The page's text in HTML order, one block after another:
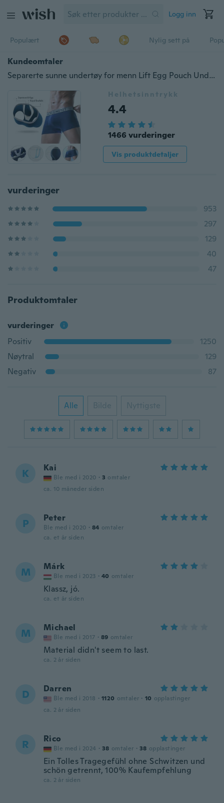
Logg inn
Populært Nylig sett på
Kundeomtaler
Separerte sunne undertøy for menn Lift Egg Pouch Underbukser Boxer Shorts
Helhetsinntrykk
4.4
1466 vurderinger
Vis produktdetaljer
vurderinger
953
297
129
40
47
Produktomtaler
vurderinger
Positiv
1250
Nøytral
129
Negativ
87
Alle Bilde Nyttigste
K Kai
Ble med i 2020 · 3 omtaler
ca. 10 måneder siden
P Peter
Ble med i 2020 · 84 omtaler
ca. et år siden
M Márk
Ble med i 2023 · 40 omtaler
Klassz, jó.
ca. et år siden
M Michael
Ble med i 2017 · 89 omtaler
Material didn't seem to last.
ca. 2 år siden
D Darren
Ble med i 2018 · 1120 omtaler · 10 opplastinger
ca. 2 år siden
R Rico
Ble med i 2024 · 38 omtaler · 38 opplastinger
Ein Tolles Tragegefühl ohne Schwitzen und
schön getrennt, 100% Kaufempfehlung
ca. 2 år siden